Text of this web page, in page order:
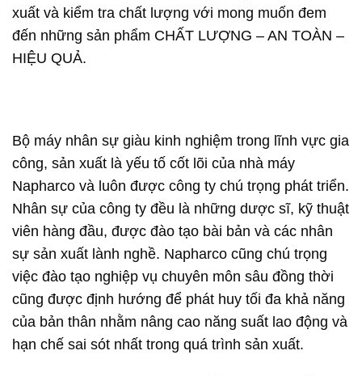
xuất và kiểm tra chất lượng với mong muốn đem
đến những sản phẩm CHẤT LƯỢNG – AN TOÀN –
HIỆU QUẢ.
Bộ máy nhân sự giàu kinh nghiệm trong lĩnh vực gia
công, sản xuất là yếu tố cốt lõi của nhà máy
Napharco và luôn được công ty chú trọng phát triển.
Nhân sự của công ty đều là những dược sĩ, kỹ thuật
viên hàng đầu, được đào tạo bài bản và các nhân
sự sản xuất lành nghề. Napharco cũng chú trọng
việc đào tạo nghiệp vụ chuyên môn sâu đồng thời
cũng được định hướng để phát huy tối đa khả năng
của bản thân nhằm nâng cao năng suất lao động và
hạn chế sai sót nhất trong quá trình sản xuất.